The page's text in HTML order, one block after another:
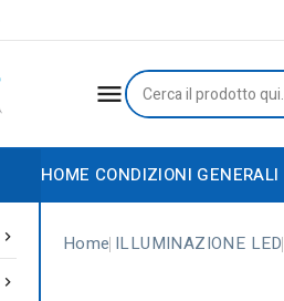

HOME CONDIZIONI GENERALI


Home ILLUMINAZIONE LED